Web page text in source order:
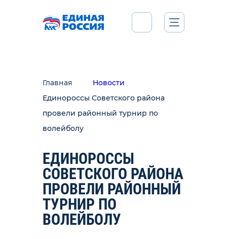
Главная
Новости
Единороссы Советского района
провели районный турнир по
волейболу
ЕДИНОРОССЫ
СОВЕТСКОГО РАЙОНА
ПРОВЕЛИ РАЙОННЫЙ
ТУРНИР ПО
ВОЛЕЙБОЛУ